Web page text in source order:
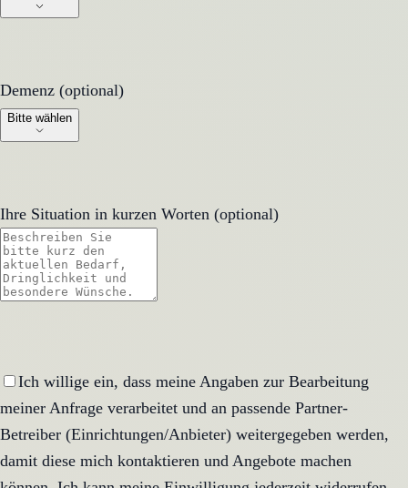
Demenz (optional)
Demenz (optional)
Bitte wählen
Ihre Situation in kurzen Worten (optional)
Ich willige ein, dass meine Angaben zur Bearbeitung
meiner Anfrage verarbeitet und an passende Partner-
Betreiber (Einrichtungen/Anbieter) weitergegeben werden,
damit diese mich kontaktieren und Angebote machen